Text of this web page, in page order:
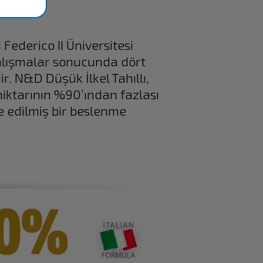
Federico II Üniversitesi
sonucunda dört
N&D Düşük İlkel Tahıllı,
%90’ından fazlası
edilmiş bir beslenme